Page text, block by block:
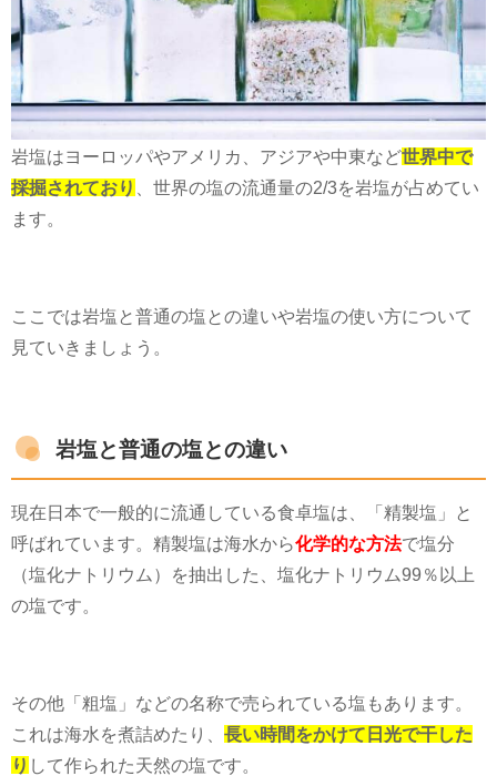
岩塩はヨーロッパやアメリカ、アジアや中東など世界中で
採掘されており
、世界の塩の流通量の2/3を岩塩が占めてい
ます。
ここでは岩塩と普通の塩との違いや岩塩の使い方について
見ていきましょう。
岩塩と普通の塩との違い
現在日本で一般的に流通している食卓塩は、「精製塩」と
呼ばれています。精製塩は海水から化学的な方法で塩分
（塩化ナトリウム）を抽出した、塩化ナトリウム99 ％以上
の塩です。
その他「粗塩」などの名称で売られている塩もあります。
これは海水を煮詰めたり、 長い時間をかけて日光で干した
り して作られた天然の塩です。